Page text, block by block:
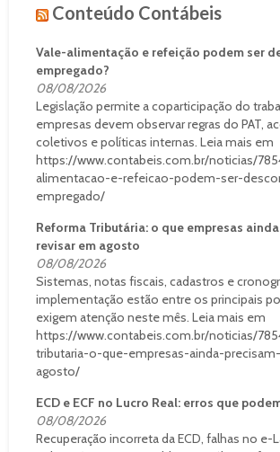
Conteúdo Contábeis
Vale-alimentação e refeição podem ser
empregado?
08/08/2026
Legislação permite a coparticipação do
empresas devem observar regras do PAT,
coletivos e políticas internas. Leia mais em
https://www.contabeis.com.br/noticias/
alimentacao-e-refeicao-podem-ser-
empregado/
Reforma Tributária: o que empresas
revisar em agosto
08/08/2026
Sistemas, notas fiscais, cadastros e
implementação estão entre os principais
exigem atenção neste mês. Leia mais em
https://www.contabeis.com.br/noticias/
tributaria-o-que-empresas-ainda-
agosto/
ECD e ECF no Lucro Real: erros que
08/08/2026
Recuperação incorreta da ECD, falhas no e-